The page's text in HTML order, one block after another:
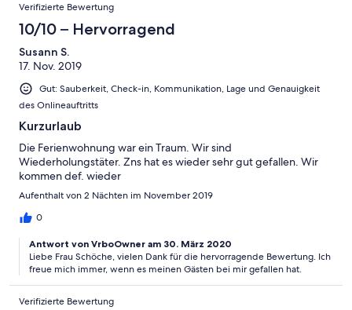
Verifizierte Bewertung
10/10 – Hervorragend
Susann S.
17. Nov. 2019
Gut: Sauberkeit, Check-in, Kommunikation, Lage und Genauigkeit
des Onlineauftritts
Kurzurlaub
Die Ferienwohnung war ein Traum. Wir sind
Wiederholungstäter. Zns hat es wieder sehr gut gefallen. Wir
kommen def. wieder
Aufenthalt von 2 Nächten im November 2019
0
Antwort von VrboOwner am 30. März 2020
Liebe Frau Schöche, vielen Dank für die hervorragende Bewertung. Ich
freue mich immer, wenn es meinen Gästen bei mir gefallen hat.
Verifizierte Bewertung